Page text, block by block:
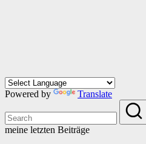
Powered by Translate
meine letzten Beiträge